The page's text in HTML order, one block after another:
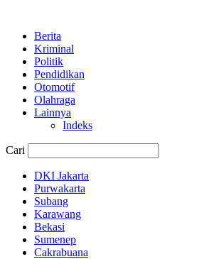
Berita
Kriminal
Politik
Pendidikan
Otomotif
Olahraga
Lainnya
Indeks
Cari
DKI Jakarta
Purwakarta
Subang
Karawang
Bekasi
Sumenep
Cakrabuana